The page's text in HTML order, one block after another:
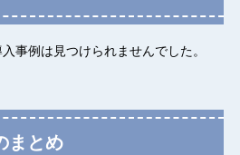
事例は見つけられませんでした。
まとめ